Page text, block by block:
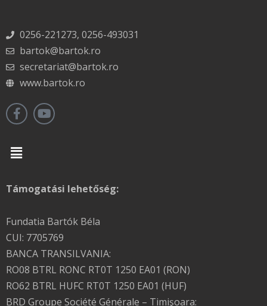
0256-221273, 0256-493031
bartok@bartok.ro
secretariat@bartok.ro
www.bartok.ro
Menu
Támogatási lehetőség:
Fundatia Bartók Béla
CUI: 7705769
BANCA TRANSILVANIA:
RO08 BTRL RONC RT0T 1250 EA01 (RON)
RO62 BTRL HUFC RT0T 1250 EA01 (HUF)
BRD Groupe Société Générale – Timişoara: